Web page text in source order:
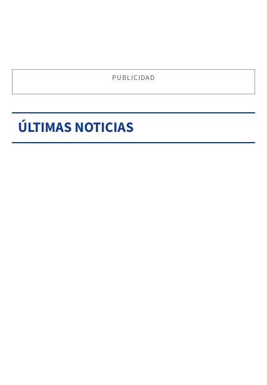
PUBLICIDAD
ÚLTIMAS NOTICIAS